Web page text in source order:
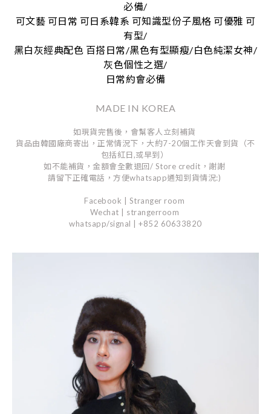
必備/
可文藝 可日常 可日系韓系 可知識型份子風格 可優雅 可
有型/
黑白灰經典配色 百搭日常/黑色有型顯瘦/白色純潔女神/
灰色個性之選/
日常約會必備
MADE IN KOREA
如現貨完售後，會幫客人立刻補貨
貨品由韓國廠商寄出，正常情況下，大約7-20個工作天會到貨（不
包括紅日,或早到）
如不能補貨，金額會全數退回/ Store credit，謝謝
請留下正確電話，方便whatsapp通知到貨情況:)
Facebook | Stranger room
Wechat | strangerroom
whatsapp/signal | +852 60633820